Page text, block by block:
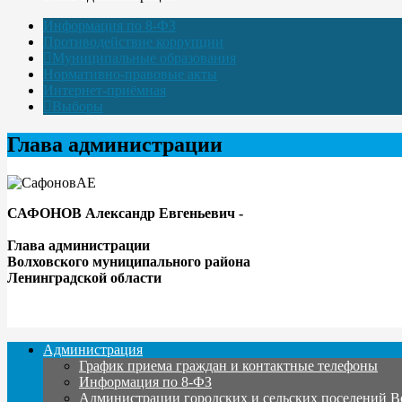
Информация по 8-ФЗ
Противодействие коррупции
Муниципальные образования
Нормативно-правовые акты
Интернет-приёмная
Выборы
Глава администрации
САФОНОВ Александр Евгеньевич -
Глава администрации
Волховского муниципального района
Ленинградской области
Администрация
График приема граждан и контактные телефоны
Информация по 8-ФЗ
Администрации городских и сельских поселений